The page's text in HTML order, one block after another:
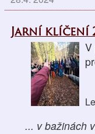
Jarní klíčení
V
... v bažinách